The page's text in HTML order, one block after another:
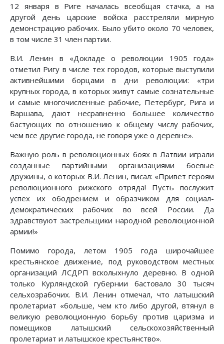
12 января в Риге началась всеобщая стачка, а на
другой день царские войска расстреляли мирную
демонстрацию рабочих. Было убито около 70 человек,
в том числе 31 член партии.
В.И. Ленин в «Докладе о революции 1905 года»
отметил Ригу в числе тех городов, которые выступили
активнейшими борцами в дни революции: «три
крупных города, в которых живут самые сознательные
и самые многочисленные рабочие, Петербург, Рига и
Варшава, дают несравненно большее количество
бастующих по отношению к общему числу рабочих,
чем все другие города, не говоря уже о деревне».
Важную роль в революционных боях в Латвии играли
созданные партийными организациями боевые
дружины, о которых В.И. Ленин, писал: «Привет героям
революционного рижского отряда! Пусть послужит
успех их ободрением и образчиком для социал-
демократических рабочих во всей России. Да
здравствуют застрельщики народной революционной
армии!»
Помимо города, летом 1905 года широчайшее
крестьянское движение, под руководством местных
организаций ЛСДРП всколыхнуло деревню. В одной
только Курляндской губернии бастовало 30 тысяч
сельхозрабочих. В.И. Ленин отмечал, что латышский
пролетариат «больше, чем кто либо другой, втянул в
великую революционную борьбу против царизма и
помещиков латышский сельскохозяйственный
пролетариат и латышское крестьянство».